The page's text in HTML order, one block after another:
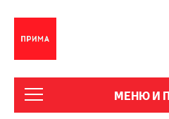
МЕНЮ И